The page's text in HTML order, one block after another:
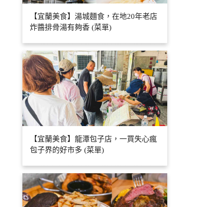
【宜蘭美食】湯城麵食，在地20年老店
炸醬排骨湯有夠香 (菜單)
【宜蘭美食】龍潭包子店，一買失心瘋
包子界的好市多 (菜單)